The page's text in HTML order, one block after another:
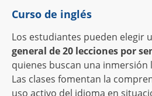
Curso de inglés
Los estudiantes pueden elegir
general de 20 lecciones por
quienes buscan una inmersión
Las clases fomentan la
uso activo del idioma en